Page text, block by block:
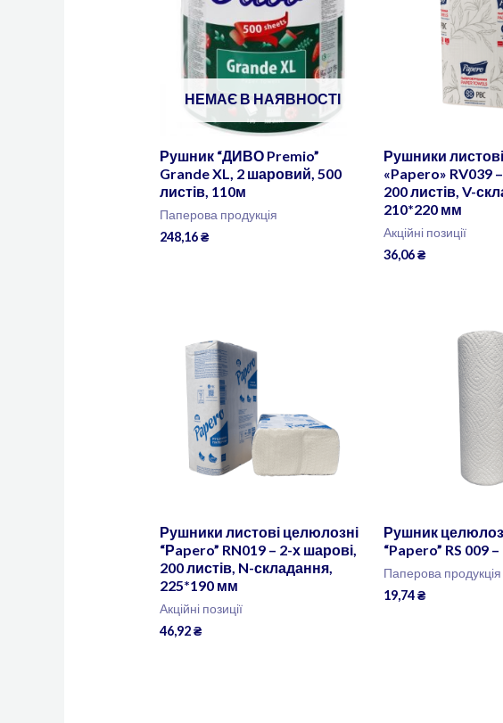
НЕМАЄ В НАЯВНОСТІ
Рушник “ДИВО Premio”
Grande XL, 2 шаровий, 500
листів, 110м
Паперова продукція
248,16₴
Рушники
«Papero» RV039
200 листів, V-
210*220 мм
Акційні позиції
36,06₴
Рушники листові целюлозні
“Рapero” RN019 – 2-х шарові,
200 листів, N-складання,
225*190 мм
Акційні позиції
46,92₴
Рушник
“Papero” RS 009
Паперова продукція
19,74₴